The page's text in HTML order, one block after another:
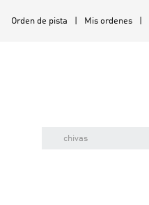
Orden de pista Mis ordenes